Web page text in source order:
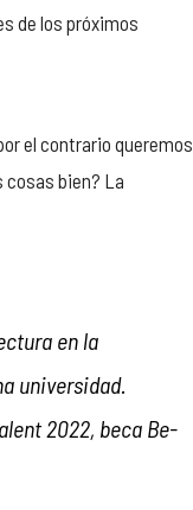
de los próximos
el contrario queremos
cosas bien? La
en la
universidad.
2022, beca Be-